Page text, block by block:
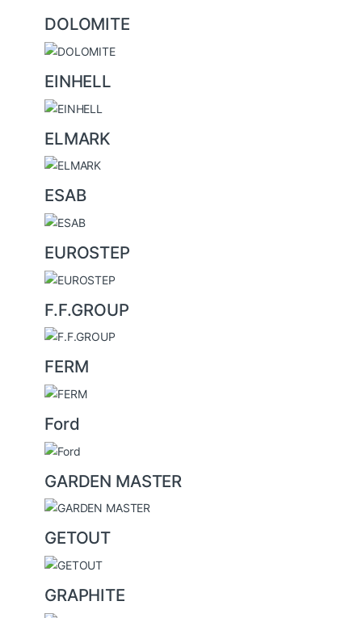
DOLOMITE
EINHELL
ELMARK
ESAB
EUROSTEP
F.F.GROUP
FERM
Ford
GARDEN MASTER
GETOUT
GRAPHITE